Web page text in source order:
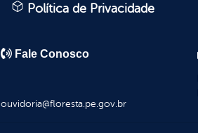
Política de Privacidade
Fale Conosco
ouvidoria@floresta.pe.gov.br